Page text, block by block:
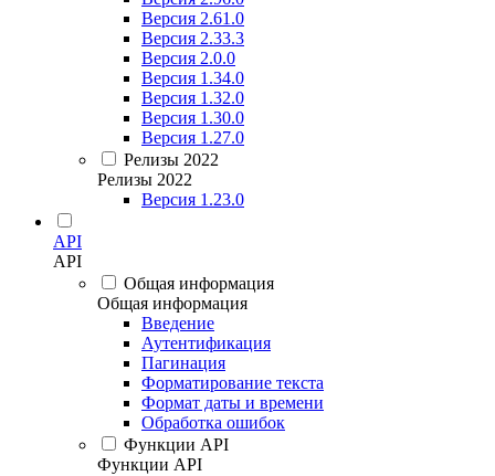
Версия 2.61.0
Версия 2.33.3
Версия 2.0.0
Версия 1.34.0
Версия 1.32.0
Версия 1.30.0
Версия 1.27.0
Релизы 2022
Релизы 2022
Версия 1.23.0
API
API
Общая информация
Общая информация
Введение
Аутентификация
Пагинация
Форматирование текста
Формат даты и времени
Обработка ошибок
Функции API
Функции API